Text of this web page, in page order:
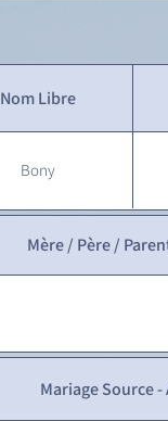
Nom Libre
Bony
Mère / Père /
Mariage Source -